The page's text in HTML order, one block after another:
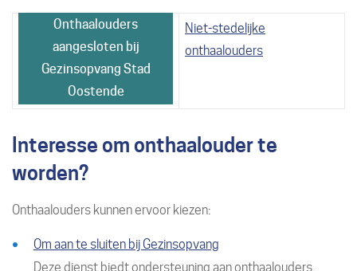
Onthaalouders
aangesloten bij
Gezinsopvang Stad
Oostende
Niet-stedelijke
onthaalouders
Interesse om onthaalouder te
worden?
Onthaalouders kunnen ervoor kiezen:
Om aan te sluiten bij Gezinsopvang
Deze dienst biedt ondersteuning aan onthaalouders,